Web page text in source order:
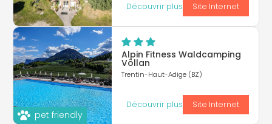
Découvrir plus Site Internet
pet friendly
Alpin Fitness Waldcamping
Völlan
Trentin-Haut-Adige (BZ)
Découvrir plus Site Internet